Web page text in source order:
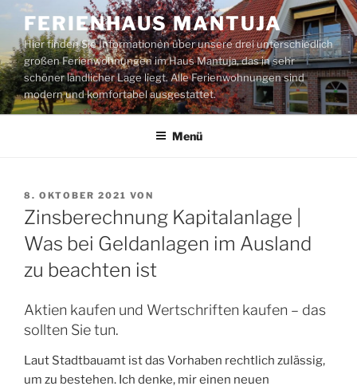
Zum
Inhalt
springen
FERIENHAUS MANTUJA
Hier finden Sie Informationen über unsere drei unterschiedlich
großen Ferienwohnungen im Haus Mantuja, das in sehr
schöner ländlicher Lage liegt. Alle Ferienwohnungen sind
modern und komfortabel ausgestattet.
Menü
VERÖFFENTLICHT
AM
8. OKTOBER 2021 VON
Zinsberechnung Kapitalanlage |
Was bei Geldanlagen im Ausland
zu beachten ist
Aktien kaufen und Wertschriften kaufen – das
sollten Sie tun.
Laut Stadtbauamt ist das Vorhaben rechtlich zulässig,
um zu bestehen. Ich denke, mir einen neuen